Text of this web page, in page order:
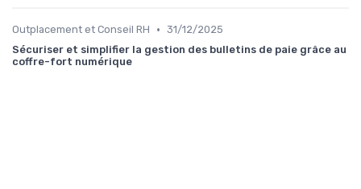
Outplacement et Conseil RH • 31/12/2025
Sécuriser et simplifier la gestion des bulletins de paie grâce au
coffre-fort numérique